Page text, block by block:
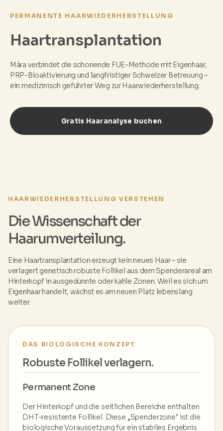
PERMANENTE HAARWIEDERHERSTELLUNG
Haartransplantation
Māra verbindet die schonende FUE-Methode mit Eigenhaar,
PRP-Bioaktivierung und langfristiger Schweizer Betreuung –
ein medizinisch geführter Weg zur Haarwiederherstellung.
Gratis Haaranalyse buchen
HAARWIEDERHERSTELLUNG VERSTEHEN
Die Wissenschaft der
Haarumverteilung.
Eine Haartransplantation erzeugt kein neues Haar – sie
verlagert genetisch robuste Follikel aus dem Spenderareal am
Hinterkopf in ausgedünnte oder kahle Zonen. Weil es sich um
Eigenhaar handelt, wächst es am neuen Platz lebenslang
weiter.
DAS BIOLOGISCHE KONZEPT
Robuste Follikel verlagern.
Permanent Zone
Der Hinterkopf und die seitlichen Bereiche enthalten
DHT-resistente Follikel. Diese „Spenderzone" ist die
biologische Voraussetzung für ein stabiles Ergebnis